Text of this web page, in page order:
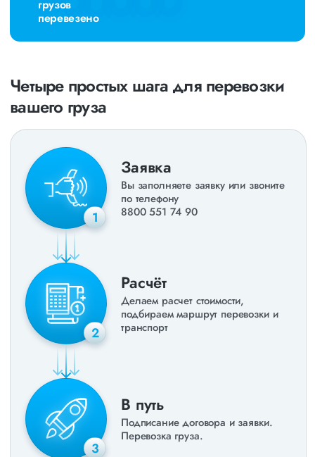
грузов
перевезено
Четыре простых шага для перевозки
вашего груза
1
Заявка
Вы заполняете заявку или звоните
по телефону
8800 551 74 90
2
Расчёт
Делаем расчет стоимости,
подбираем маршрут перевозки и
транспорт
3
В путь
Подписание договора и заявки.
Перевозка груза.